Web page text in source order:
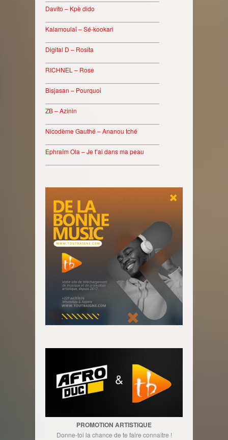
Davito – Kpè dido
Kalamoulaï – Sé-kookari
Digital D – Rosita
RICHNEL – Rose
Bisjasan – Pourquoi
ZB – Azinin
Nicodème Gauthé – Ananou tché
Ephraïm Ola – Je t’ai dans ma peau
PROMOTION ARTISTIQUE
Donne-toi la chance de te faire connaître !